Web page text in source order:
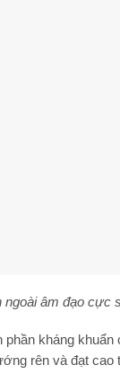
ngoài âm đạo cực
kháng
rên và đạt cao